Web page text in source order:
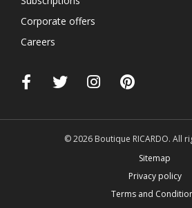
Corporate offers
Careers
© 2026 Boutique RICARDO. All
Sitemap
Privacy policy
Terms and